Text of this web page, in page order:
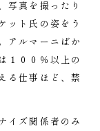
写真を撮ったり
ット氏の姿をう
アルマーニばか
１００％以上の
る仕事ほど、禁
イズ関係者のみ